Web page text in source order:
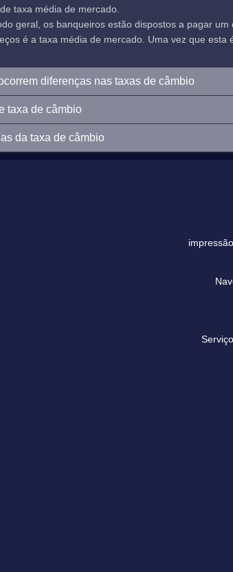
taxa média de mercado.
geral, os banqueiros estão dispostos a pagar
é a taxa média de mercado. Uma vez que esta
diferenças nas taxas de câmbio
taxa de câmbio
da taxa de câmbio